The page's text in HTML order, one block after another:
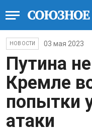
НОВОСТИ 03 мая 2023
Путина
Кремле
попытки
атаки